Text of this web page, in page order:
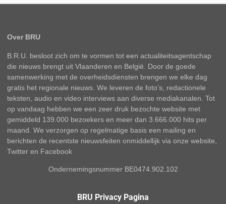
Over BRU
B.R.U. besloot zich om te vormen tot een actualiteitsagentschap
die nieuws brengt uit Vlaanderen en België. Door de goede
samenwerking met de overheidsdiensten brengen we elke dag
gratis het regionale nieuws. We leveren de foto’s, redactionele
teksten, audio en video interviews aan diverse mediakanalen. Tot
op vandaag hebben we een zeer druk bezochte website met
gemiddeld 139.000 bezoekers en meer dan 3.666.000 hits per
maand. We verzorgen op regelmatige basis een mailing en
berichten de recentste nieuwsfeiten onmiddellijk via onze website,
Twitter en Facebook
Ondernemingsnummer BE0474.902.102
BRU Privacy Pagina